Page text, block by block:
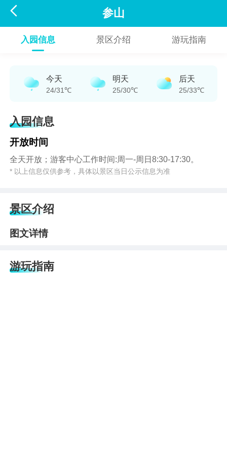
 参山
入园信息 景区介绍 游玩指南
今天
24/31℃
明天
25/30℃
后天
25/33℃
入园信息
开放时间
全天开放；游客中心工作时间:周一-周日8:30-17:30。
* 以上信息仅供参考，具体以景区当日公示信息为准
景区介绍
图文详情
游玩指南